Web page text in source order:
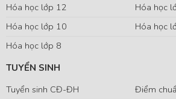
Hóa học lớp 12
Hóa học
Hóa học lớp 10
Hóa học
Hóa học lớp 8
TUYỂN SINH
Tuyển sinh CĐ-ĐH
Điểm